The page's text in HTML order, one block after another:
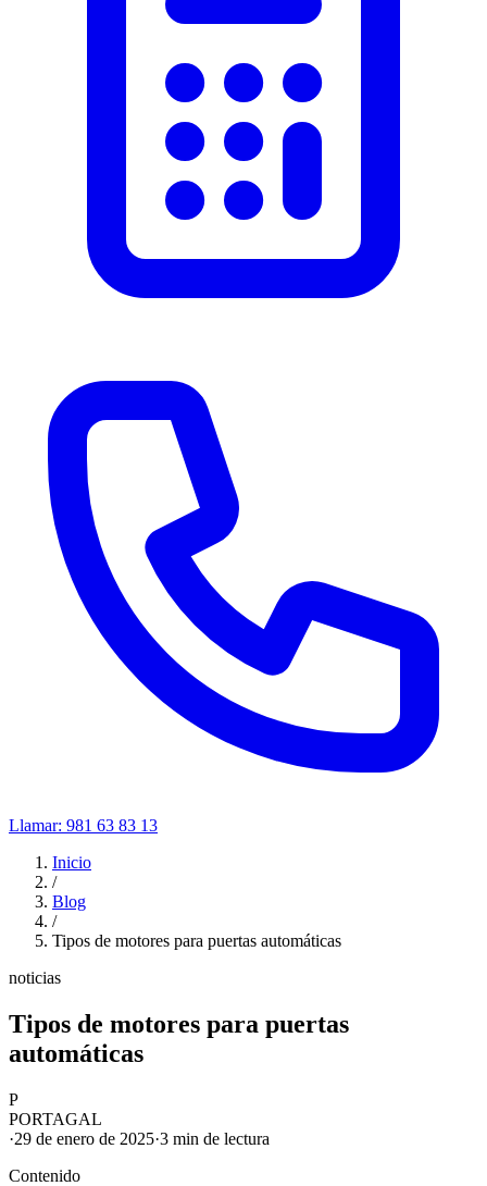
Llamar: 981 63 83 13
Inicio
/
Blog
/
Tipos de motores para puertas automáticas
noticias
Tipos de motores para puertas
automáticas
P
PORTAGAL
·29 de enero de 2025·3 min de lectura
Contenido